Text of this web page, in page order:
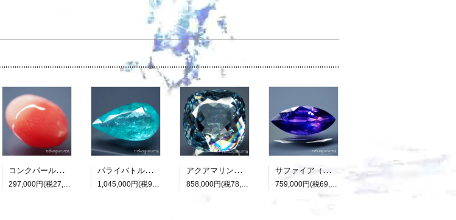
コンクパール：0.990ct（中央宝石研究所鑑別書付属）
297,000円(税27,000円)
パライバトルマリン：3.482ct（中央宝石研究所鑑別書付属）
1,045,000円(税95,000円)
アクアマリン（光彩効果）：15.893ct（中央宝石研究所鑑別書付属）
858,000円(税78,000円)
サファイア（パーティカラード）：2.136ct（非加熱：中宝研鑑別書付属）
759,000円(税69,000円)